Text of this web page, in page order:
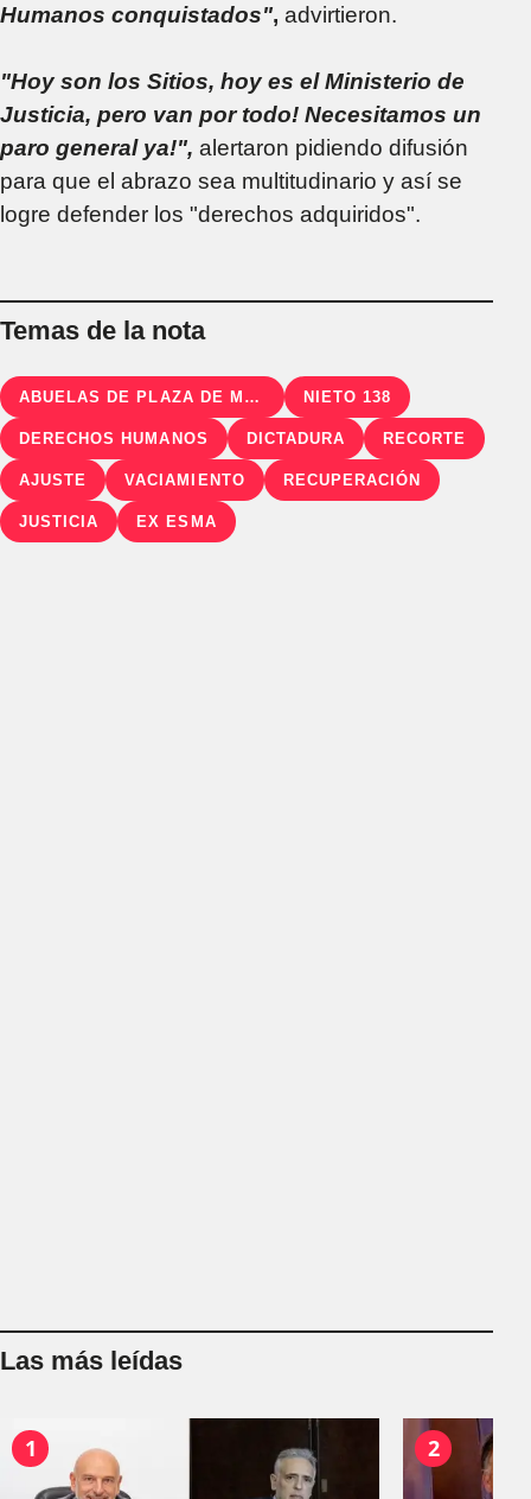
Humanos conquistados", advirtieron.
"Hoy son los Sitios, hoy es el Ministerio de
Justicia, pero van por todo! Necesitamos un
paro general ya!", alertaron pidiendo difusión
para que el abrazo sea multitudinario y así se
logre defender los "derechos adquiridos".
Temas de la nota
ABUELAS DE PLAZA DE MAYO NIETO 138
DERECHOS HUMANOS DICTADURA RECORTE
AJUSTE VACIAMIENTO RECUPERACIÓN
JUSTICIA EX ESMA
Las más leídas
1 2